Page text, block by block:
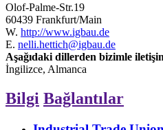
Olof-Palme-Str.19
60439 Frankfurt/Main
W. http://www.igbau.de
E. nelli.hettich@igbau.de
Aşağıdaki dillerden bizimle
İngilizce, Almanca
Bilgi Bağlantılar